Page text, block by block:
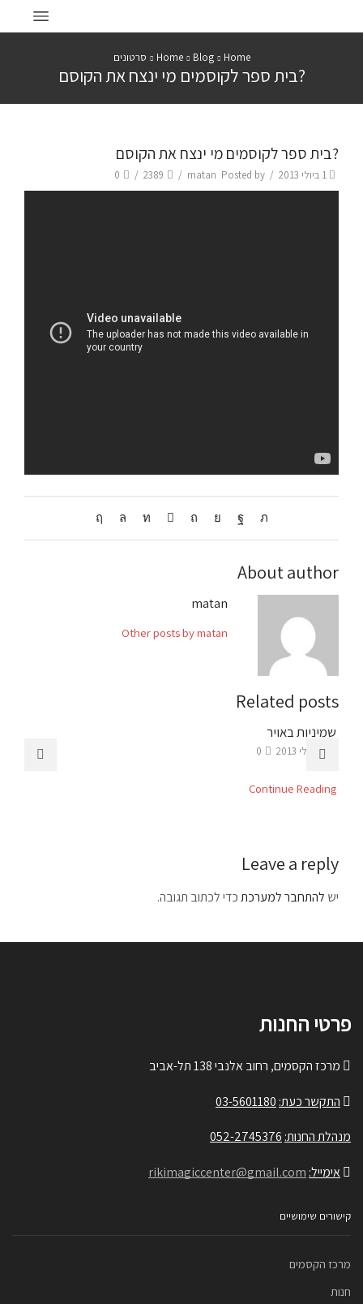
Home
Blog
Home סרטונים
?בית ספר לקוסמים מי ינצח את הקוסם
?בית ספר לקוסמים מי ינצח את הקוסם
/
Posted by
matan
/
2389
/
0
About author
matan
Other posts by matan
Related posts
שמיניות באויר
1 ביולי 2013 0
Continue Reading
Leave a reply
יש להתחבר למערכתכדי לכתוב תגובה.
פרטי החנות
מרכז הקסמים, רחוב אלנבי 138 תל-אביב
התקשר כעת: 03-5601180
מנהלת החנות: 052-2745376
אימייל: rikimagiccenter@gmail.com
קישורים שימושיים
מרכז הקסמים
חנות